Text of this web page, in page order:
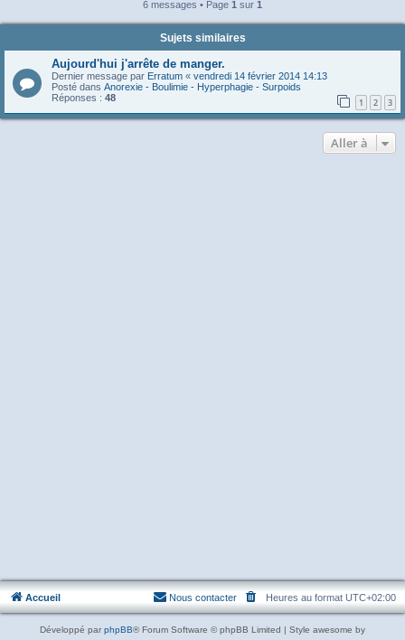
6 messages • Page 1 sur 1
Sujets similaires
Aujourd'hui j'arrête de manger.
Dernier message par Erratum « vendredi 14 février 2014 14:13
Posté dans Anorexie - Boulimie - Hyperphagie - Surpoids
Réponses : 48 1 2 3
Aller à
Accueil Heures au format UTC+02:00
Nous contacter
Développé par phpBB® Forum Software © phpBB Limited | Style awesome by